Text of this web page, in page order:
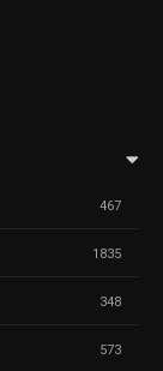
467
1835
348
573